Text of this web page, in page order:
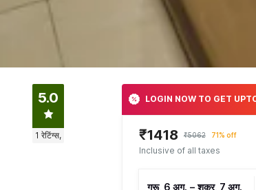
5.0
1 रेटिंग्स,
LOGIN NOW TO GET
₹1418 ₹5062 71% off
Inclusive of all taxes
गुरू, 6 अग. – शुक्र, 7 अग.